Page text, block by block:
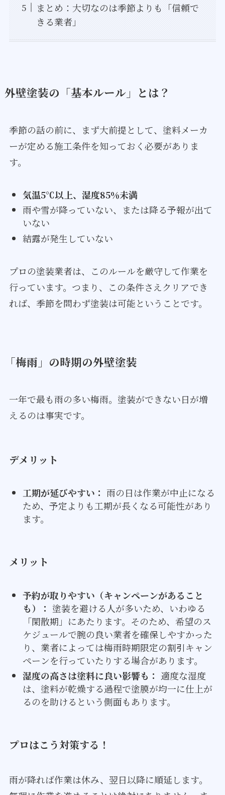
まとめ：大切なのは季節よりも「信頼で
きる業者」
外壁塗装の「基本ルール」とは？
季節の話の前に、まず大前提として、塗料メーカ
ーが定める施工条件を知っておく必要がありま
す。
気温5℃以上、湿度85％未満
雨や雪が降っていない、または降る予報が出て
いない
結露が発生していない
プロの塗装業者は、このルールを厳守して作業を
行っています。つまり、この条件さえクリアでき
れば、季節を問わず塗装は可能ということです。
「梅雨」の時期の外壁塗装
一年で最も雨の多い梅雨。塗装ができない日が増
えるのは事実です。
デメリット
工期が延びやすい： 雨の日は作業が中止になる
ため、予定よりも工期が長くなる可能性があり
ます。
メリット
予約が取りやすい（キャンペーンがあること
も）： 塗装を避ける人が多いため、いわゆる
「閑散期」にあたります。そのため、希望のス
ケジュールで腕の良い業者を確保しやすかった
り、業者によっては梅雨時期限定の割引キャン
ペーンを行っていたりする場合があります。
湿度の高さは塗料に良い影響も： 適度な湿度
は、塗料が乾燥する過程で塗膜が均一に仕上が
るのを助けるという側面もあります。
プロはこう対策する！
雨が降れば作業は休み、翌日以降に順延します。